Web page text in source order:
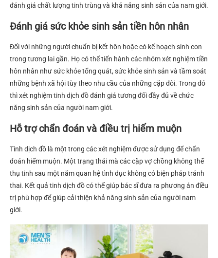
đánh giá chất lượng tinh trùng và khả năng sinh sản của nam giới.
Đánh giá sức khỏe sinh sản tiền hôn nhân
Đối với những người chuẩn bị kết hôn hoặc có kế hoạch sinh con
trong tương lai gần. Họ có thể tiến hành các nhóm xét nghiệm tiền
hôn nhân như sức khỏe tổng quát, sức khỏe sinh sản và tầm soát
những bệnh xã hội tùy theo nhu cầu của những cặp đôi. Trong đó
thì xét nghiệm tinh dịch đồ đánh giá tương đối đầy đủ về chức
năng sinh sản của người nam giới.
Hỗ trợ chẩn đoán và điều trị hiếm muộn
Tinh dịch đồ là một trong các xét nghiệm được sử dụng để chẩn
đoán hiếm muộn. Một trạng thái mà các cặp vợ chồng không thể
thụ tinh sau một năm quan hệ tình dục không có biện pháp tránh
thai. Kết quả tinh dịch đồ có thể giúp bác sĩ đưa ra phương án điều
trị phù hợp để giúp cải thiện khả năng sinh sản của người nam
giới.